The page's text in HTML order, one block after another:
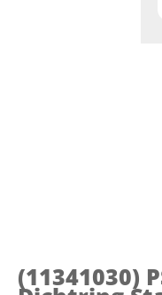
(11341030)